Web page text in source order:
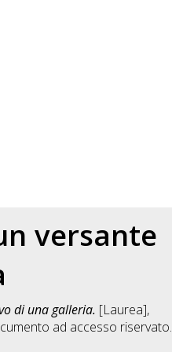
versante
di una galleria. [Laurea],
ad accesso riservato.